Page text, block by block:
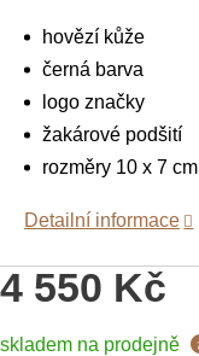
4 550 Kč
Měrná
skladem na prodejně
hovězí kůže
černá barva
logo značky
žakárové podšití
rozměry 10 x 7 cm
Detailní informace